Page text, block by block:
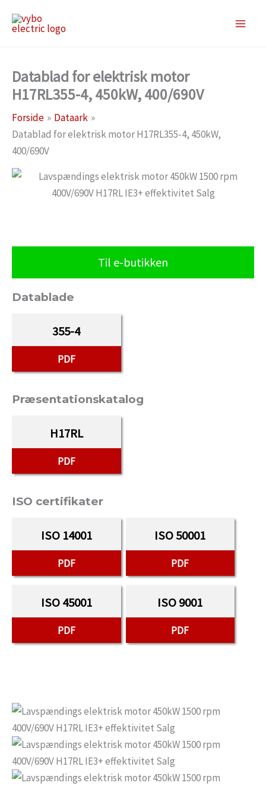
Datablad for elektrisk motor
H17RL355-4, 450kW, 400/690V
Forside
Dataark
Datablad for elektrisk motor H17RL355-4, 450kW,
400/690V
Til e-butikken
Datablade
355-4
PDF
Præsentationskatalog
H17RL
PDF
ISO certifikater
ISO 14001
PDF
ISO 50001
PDF
ISO 45001
PDF
ISO 9001
PDF